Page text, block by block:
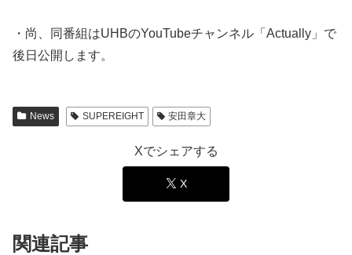
・尚、同番組はUHBのYouTubeチャンネル「Actually」で
後日公開します。
News SUPEREIGHT 安田章大
Xでシェアする
X
関連記事